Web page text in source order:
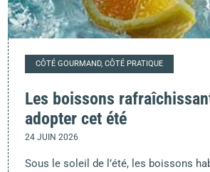
CÔTÉ GOURMAND, CÔTÉ PRATIQUE
Les boissons
adopter cet été
24 JUIN 2026
Sous le soleil de l’été, les boissons